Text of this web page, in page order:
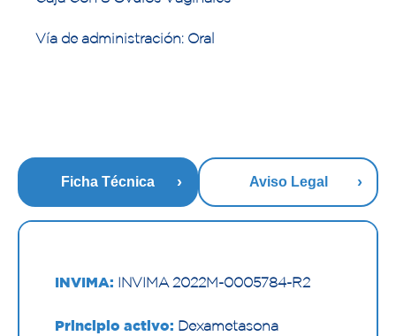
Vía de administración: Oral
Ficha Técnica Aviso Legal
INVIMA: INVIMA 2022M-0005784-R2
Principio activo: Dexametasona